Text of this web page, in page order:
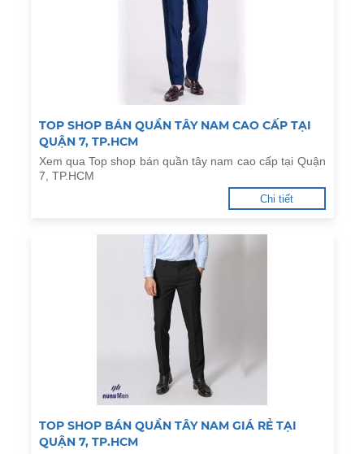
TOP SHOP BÁN QUẦN TÂY NAM CAO CẤP TẠI
QUẬN 7, TP.HCM
Xem qua Top shop bán quần tây nam cao cấp tại Quận
7, TP.HCM
Chi tiết
TOP SHOP BÁN QUẦN TÂY NAM GIÁ RẺ TẠI
QUẬN 7, TP.HCM